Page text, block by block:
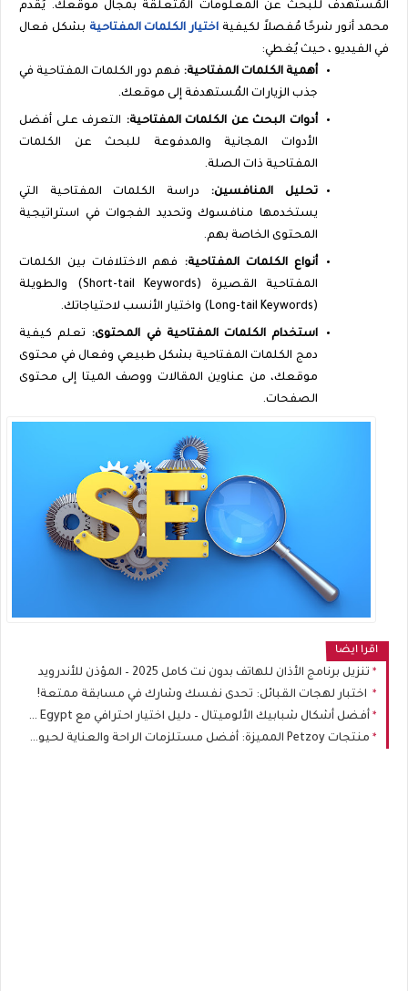
المُستهدف للبحث عن المعلومات المُتعلقة بمجال موقعك. يُقدم
محمد أنور شرحًا مُفصلاً لكيفية اختيار الكلمات المفتاحية بشكل فعال
في الفيديو ، حيث يُغطي:
أهمية الكلمات المفتاحية: فهم دور الكلمات المفتاحية في
جذب الزيارات المُستهدفة إلى موقعك.
أدوات البحث عن الكلمات المفتاحية: التعرف على أفضل
الأدوات المجانية والمدفوعة للبحث عن الكلمات
المفتاحية ذات الصلة.
تحليل المنافسين: دراسة الكلمات المفتاحية التي
يستخدمها منافسوك وتحديد الفجوات في استراتيجية
المحتوى الخاصة بهم.
أنواع الكلمات المفتاحية: فهم الاختلافات بين الكلمات
المفتاحية القصيرة (Short-tail Keywords) والطويلة
(
Long-tail Keywords) واختيار الأنسب لاحتياجاتك.
استخدام الكلمات المفتاحية في المحتوى: تعلم كيفية
دمج الكلمات المفتاحية بشكل طبيعي وفعال في محتوى
موقعك، من عناوين المقالات ووصف الميتا إلى محتوى
الصفحات.
اقرا ايضا
تنزيل برنامج الأذان للهاتف بدون نت كامل 2025 – المؤذن للأندرويد
اختبار لهجات القبائل: تحدى نفسك وشارك في مسابقة ممتعة!
أفضل أشكال شبابيك الألوميتال – دليل اختيار احترافي مع Shutter Flex Egypt
منتجات Petzoy المميزة: أفضل مستلزمات الراحة والعناية لحيوانك الأليف في مكان واحد